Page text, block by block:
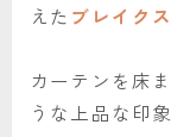
えた ブレイク
カーテンを床
うな上品な印